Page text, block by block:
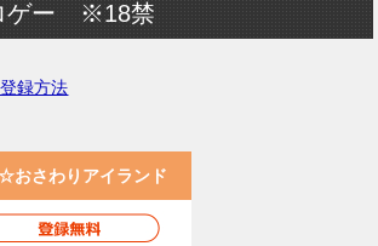
ゲー ※18禁
録方法
おさわりアイランド